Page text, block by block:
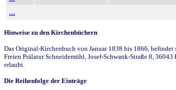
...
Hinweise zu den Kirchenbüchern
Das Original-Kirchenbuch von Januar 1838 bis 1866,
Freien Prälatur Schneidemühl, Josef-Schwank-Straße 8,
erlaubt.
Die Reihenfolge der Einträge